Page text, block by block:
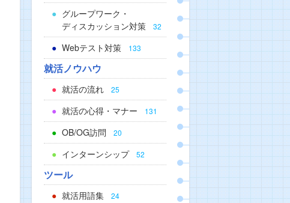
グループワーク・
ディスカッション対策
32
Webテスト対策 133
就活ノウハウ
就活の流れ 25
就活の心得・マナー 131
OB/OG訪問 20
インターンシップ 52
ツール
就活用語集 24